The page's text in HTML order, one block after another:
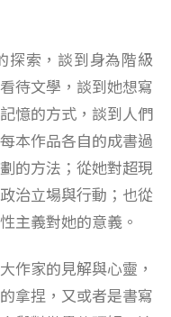
探索，談到身為階級
待文學，談到她想寫
憶的方式，談到人們
本作品各自的成書過
的方法；從她對超現
治立場與行動；也從
主義對她的意義。
作家的見解與心靈，
拿捏，又或者是書寫